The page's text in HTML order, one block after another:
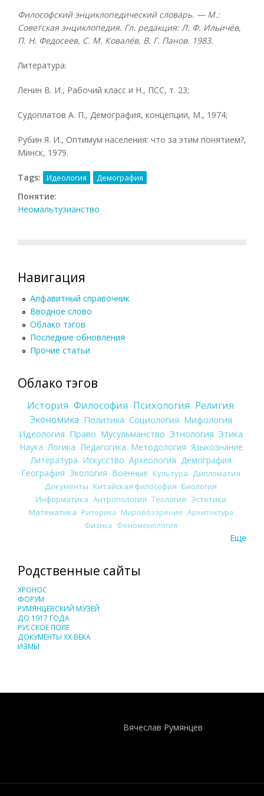
Философский энциклопедический словарь. — М.:
Советская энциклопедия. Гл. редакция: Л. Ф. Ильичёв,
П. Н. Федосеев, С. М. Ковалёв, В. Г. Панов. 1983.
Литература:
Ленин В. И., Рабочий класс и Н., ПСС, т. 23;
Судоплатов А. П., Демография, концепции, М., 1974;
Рубин Я. И., Оптимум населения: что за этим понятием?,
Минск, 1979.
Tags: Идеология Демография
Понятие:
Неомальтузианство
Навигация
Алфавитный справочник
Вводное слово
Облако тэгов
Последние обновления
Прочие статьи
Облако тэгов
История Философия Психология Религия
Экономика Политика Социология Мифология
Идеология Право Мусульманство Этнология Этика
Наука Логика Педагогика Методология Языкознание
Литература Искусство Археология Демография
География Экология Военные Культура
Дипломатия
Документы Китайская философия Биология
Информатика Антропология Теология Эстетика
Математика Риторика Мировоззрение Архитектура
Физика Феноменология
Еще
Родственные сайты
ХРОНОС
ФОРУМ
РУМЯНЦЕВСКИЙ МУЗЕЙ
ДО 1917 ГОДА
РУССКОЕ ПОЛЕ
ДОКУМЕНТЫ XX ВЕКА
ИЗМЫ
Вячеслав Румянцев